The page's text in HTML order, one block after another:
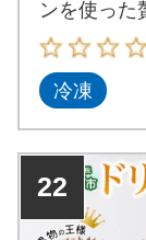
ンを使った
ームをお届
冷凍
22